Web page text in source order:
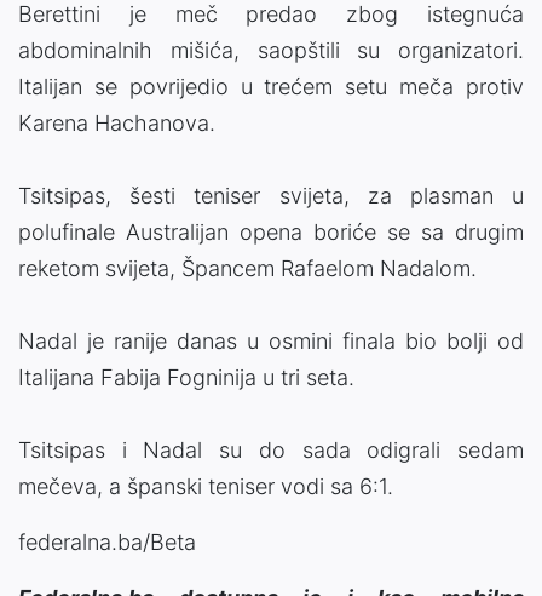
Berettini je meč predao zbog istegnuća
abdominalnih mišića, saopštili su organizatori.
Italijan se povrijedio u trećem setu meča protiv
Karena Hachanova.
Tsitsipas, šesti teniser svijeta, za plasman u
polufinale Australijan opena boriće se sa drugim
reketom svijeta, Špancem Rafaelom Nadalom.
Nadal je ranije danas u osmini finala bio bolji od
Italijana Fabija Fogninija u tri seta.
Tsitsipas i Nadal su do sada odigrali sedam
mečeva, a španski teniser vodi sa 6:1.
federalna.ba/Beta